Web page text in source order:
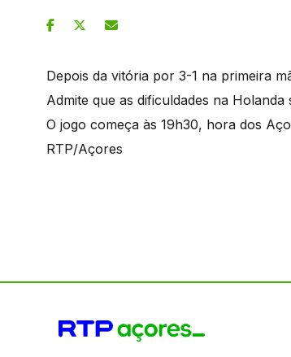
Depois da vitória por 3-1 na primeira
Admite que as dificuldades na
O jogo começa às 19h30, hora dos
RTP/Açores